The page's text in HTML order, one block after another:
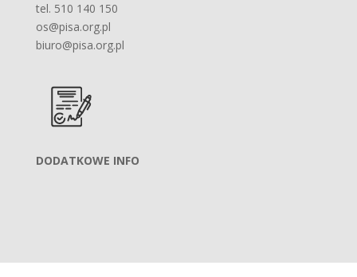
tel. 510 140 150
os@pisa.org.pl
biuro@pisa.org.pl
DODATKOWE INFO